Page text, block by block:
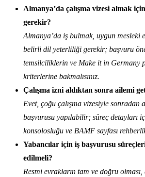
Almanya’da çalışma vizesi almak
gerekir?
Almanya’da iş bulmak, uygun mesleki
belirli dil yeterliliği gerekir; başvuru
temsilciliklerin ve Make it in Germany
kriterlerine bakmalısınız.
Çalışma izni aldıktan sonra ailemi
Evet, çoğu çalışma vizesiyle sonradan
başvurusu yapılabilir; süreç detayları
konsolosluğu ve BAMF sayfası
Yabancılar için iş başvurusu
edilmeli?
Resmi evrakların tam ve doğru